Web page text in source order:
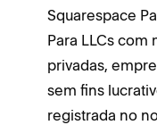
Squarespace
Para LLCs
privadas,
sem fins
registrada no